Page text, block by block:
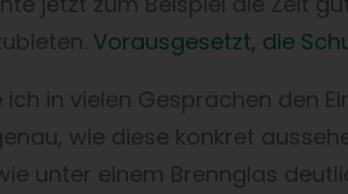
Vorausgesetzt, die
in vielen Gesprächen den
wie diese konkret
unter einem Brennglas